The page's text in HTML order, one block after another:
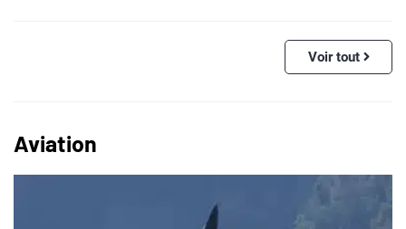
Voir tout
Aviation